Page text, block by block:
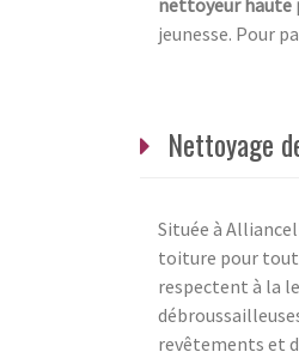
nettoyeur haute
jeunesse. Pour
Nettoyage
Située à
toiture pour tout
respectent à la
revêtements et